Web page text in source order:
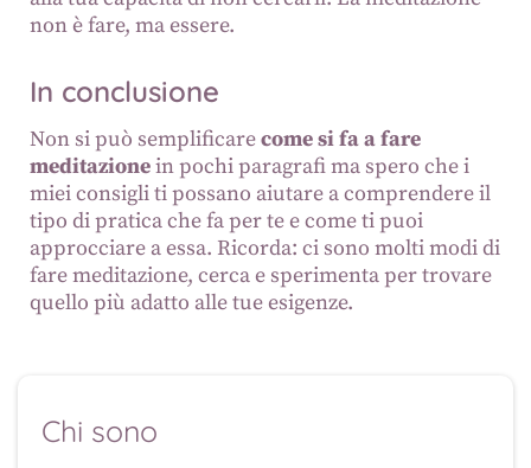
non è fare, ma essere.
In conclusione
Non si può semplificarecome si fa a fare
meditazionein pochi paragrafi ma spero che i
miei consigli ti possano aiutare a comprendere il
tipo di pratica che fa per te e come ti puoi
approcciare a essa. Ricorda: ci sono molti modi di
fare meditazione, cerca e sperimenta per trovare
quello più adatto alle tue esigenze.
Chi sono